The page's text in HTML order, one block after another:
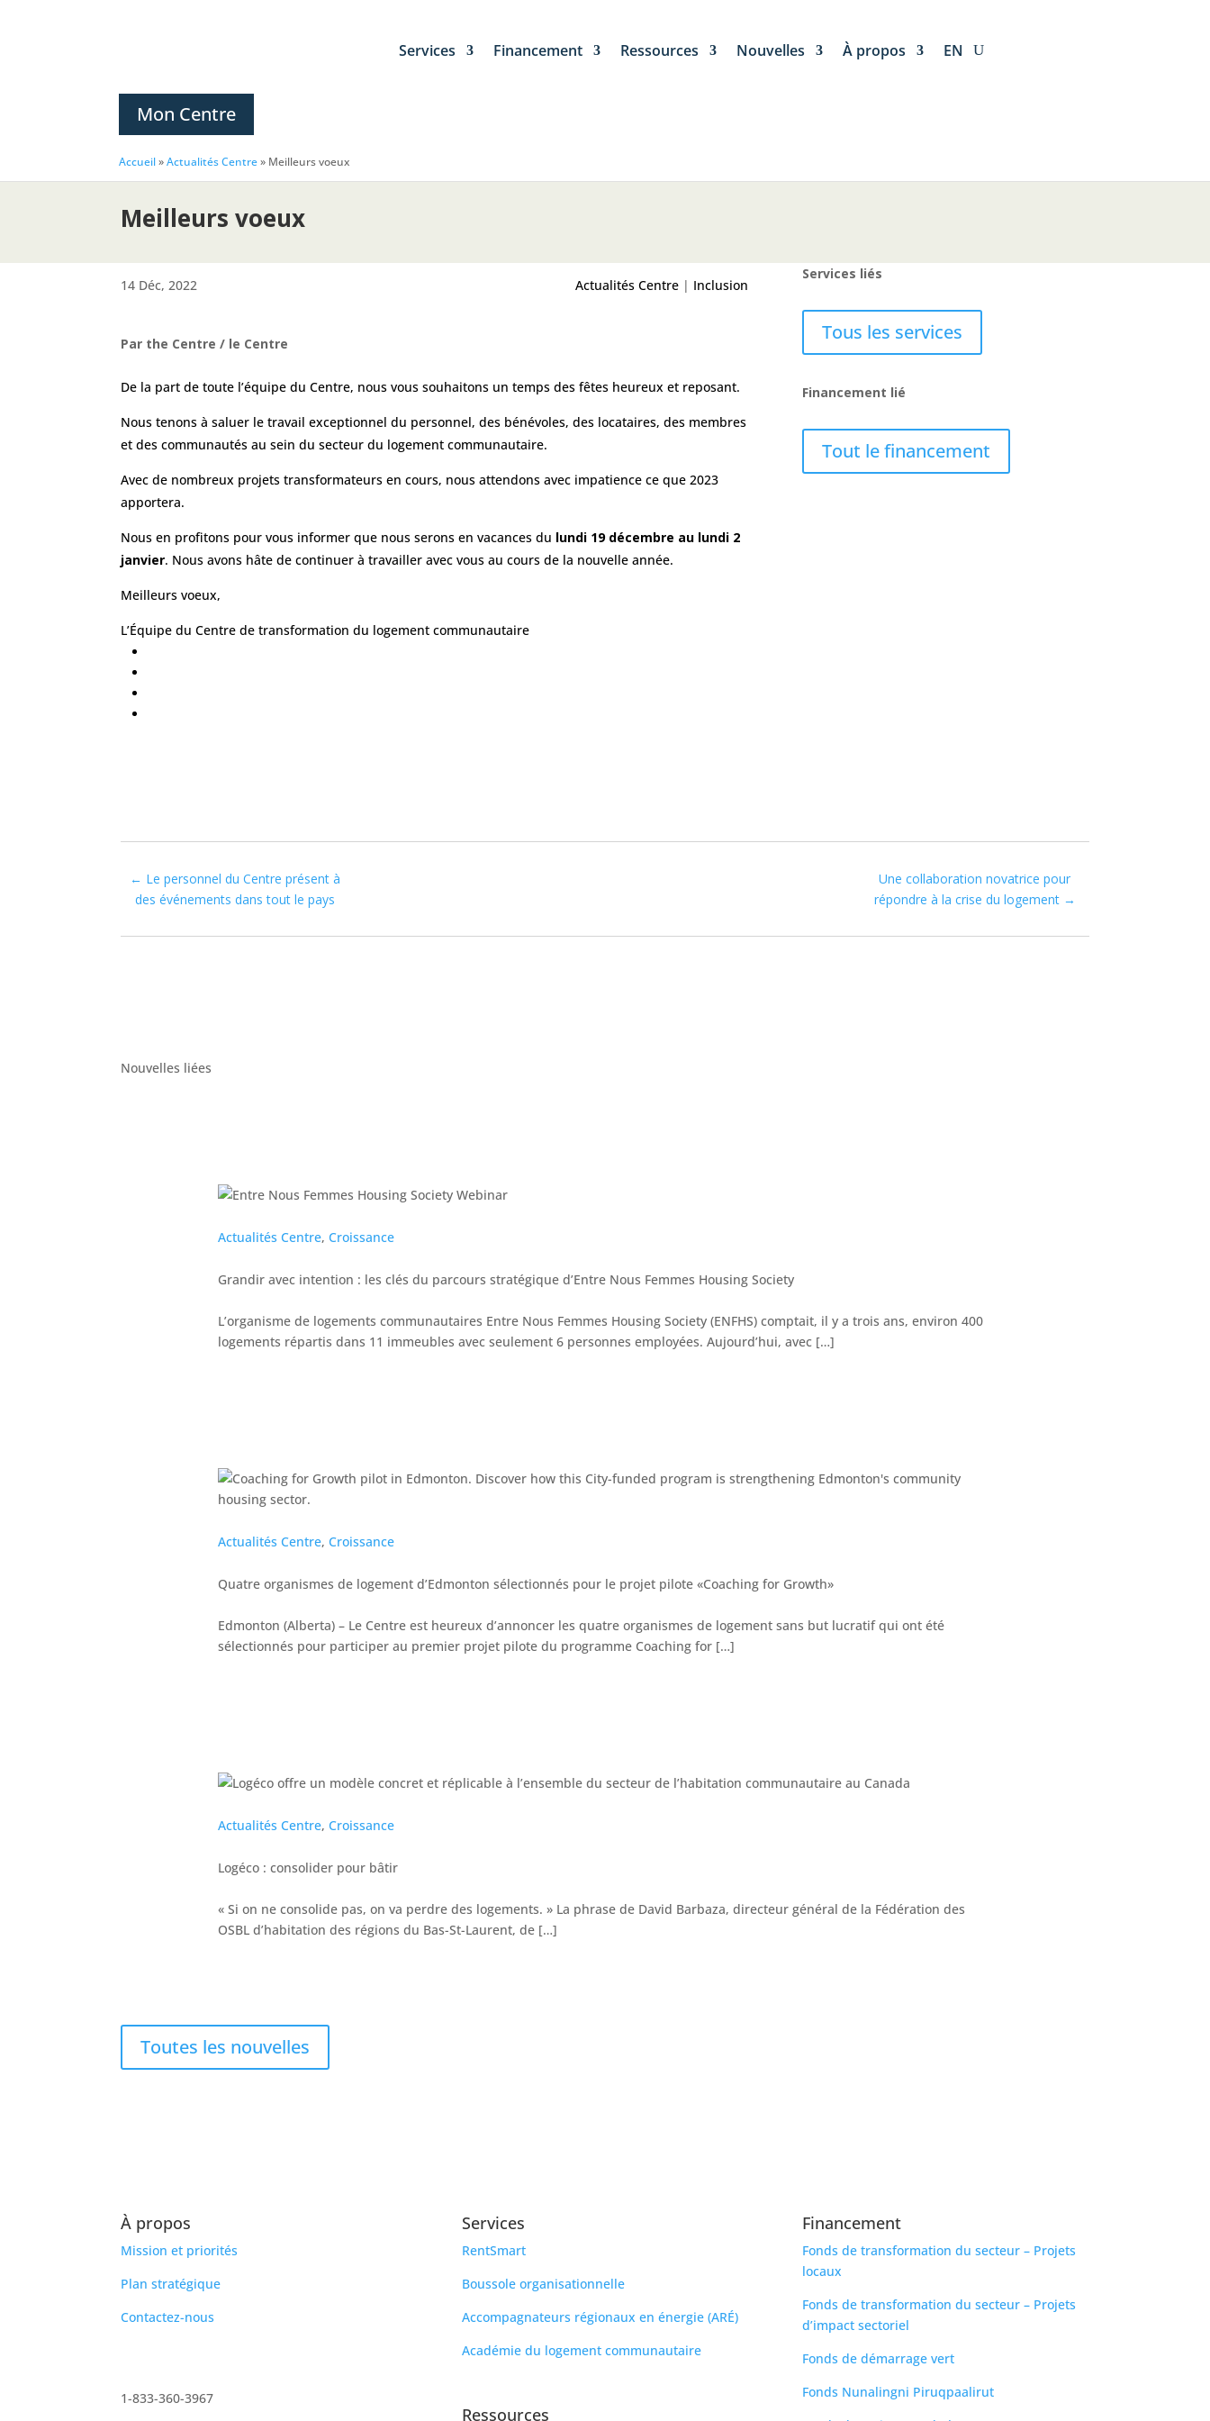
Services Financement Ressources Nouvelles À propos EN
Mon Centre
Accueil»Actualités Centre» Meilleurs voeux
Meilleurs voeux
14 Déc, 2022 Actualités Centre | Inclusion
Par the Centre / le Centre
De la part de toute l’équipe du Centre, nous vous souhaitons un temps des fêtes heureux et reposant.
Nous tenons à saluer le travail exceptionnel du personnel, des bénévoles, des locataires, des membres
et des communautés au sein du secteur du logement communautaire.
Avec de nombreux projets transformateurs en cours, nous attendons avec impatience ce que 2023
apportera.
Nous en profitons pour vous informer que nous serons en vacances du lundi 19 décembre au lundi 2
janvier. Nous avons hâte de continuer à travailler avec vous au cours de la nouvelle année.
Meilleurs voeux,
L’Équipe du Centre de transformation du logement communautaire
Services liés
Tous les services
Financement lié
Tout le financement
← Le personnel du Centre présent à
des événements dans tout le pays
Une collaboration novatrice pour
répondre à la crise du logement→
Nouvelles liées
Actualités Centre, Croissance
Grandir avec intention : les clés du parcours stratégique d’Entre Nous Femmes Housing Society
L’organisme de logements communautaires Entre Nous Femmes Housing Society (ENFHS) comptait, il y a trois ans, environ 400
logements répartis dans 11 immeubles avec seulement 6 personnes employées. Aujourd’hui, avec […]
Actualités Centre, Croissance
Quatre organismes de logement d’Edmonton sélectionnés pour le projet pilote «Coaching for Growth»
Edmonton (Alberta) – Le Centre est heureux d’annoncer les quatre organismes de logement sans but lucratif qui ont été
sélectionnés pour participer au premier projet pilote du programme Coaching for […]
Actualités Centre, Croissance
Logéco : consolider pour bâtir
« Si on ne consolide pas, on va perdre des logements. » La phrase de David Barbaza, directeur général de la Fédération des
OSBL d’habitation des régions du Bas-St-Laurent, de […]
Toutes les nouvelles
À propos
Mission et priorités
Plan stratégique
Contactez-nous
1-833-360-3967
Services
RentSmart
Boussole organisationnelle
Accompagnateurs régionaux en énergie (ARÉ)
Académie du logement communautaire
Ressources
Financement
Fonds de transformation du secteur – Projets
locaux
Fonds de transformation du secteur – Projets
d’impact sectoriel
Fonds de démarrage vert
Fonds Nunalingni Piruqpaalirut